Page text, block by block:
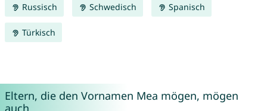
Russisch Schwedisch Spanisch
Türkisch
Eltern, die den Vornamen Mea mögen, mögen